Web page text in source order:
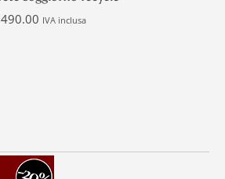
IVA inclusa